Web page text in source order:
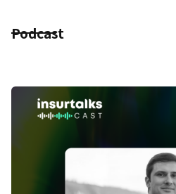
Podcast